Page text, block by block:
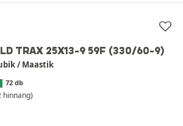
TRAX 25X13-9 59F (330/60-9)
/ Maastik
72 db
hinnang)